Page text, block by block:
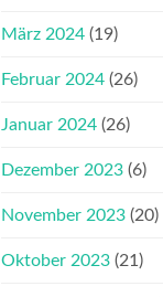
März 2024 (19)
Februar 2024 (26)
Januar 2024 (26)
Dezember 2023 (6)
November 2023 (20)
Oktober 2023 (21)